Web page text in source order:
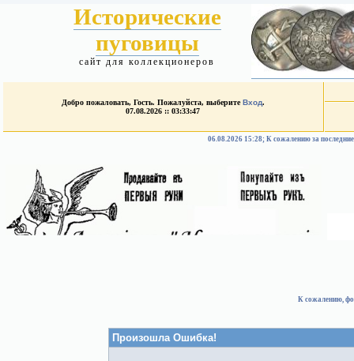
Исторические
пуговицы
сайт для коллекционеров
Добро пожаловать, Гость. Пожалуйста, выберитеВход.
07.08.2026 :: 03:33:47
06.08.2026 15:28; К сожалению за
К сожалению,
Произошла Ошибка!